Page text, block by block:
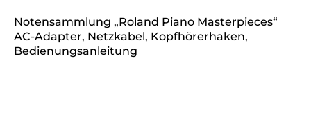
Notensammlung „Roland Piano Masterpieces“
AC-Adapter, Netzkabel, Kopfhörerhaken,
Bedienungsanleitung